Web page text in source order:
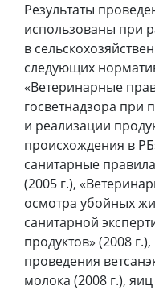
Результаты
использованы при
в
следующих
«Ветеринарные
госветнадзора при
и реализации
происхождения в
санитарные
(2005 г.),
осмотра убойных
санитарной
продуктов» (2008
проведения
молока (2008 г.),